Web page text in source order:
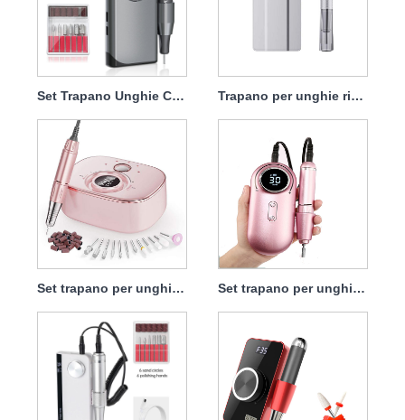
Set Trapano Unghie Cordless Ricaricabile Professionale 45w 40000rpm Trapano per unghie ricaricabile a batteria Potente 45 W 40000 giri/min
Set trapano per unghie ricaricabile con potente manipolo 45w 35000 giri/min Set trapano per unghie ricaricabile 45w 35000rpm